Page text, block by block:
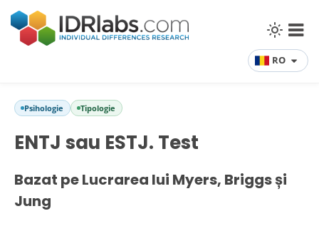
RO
Psihologie Tipologie
ENTJ sau ESTJ. Test
Bazat pe Lucrarea lui Myers, Briggs și
Jung